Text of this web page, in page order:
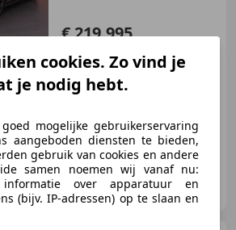
€ 219.995
cookies. Zo vind je
je nodig hebt.
mogelijke gebruikerservaring
aangeboden diensten te bieden,
gebruik van cookies en andere
samen noemen wij vanaf nu:
informatie over apparatuur en
(bijv. IP-adressen) op te slaan en